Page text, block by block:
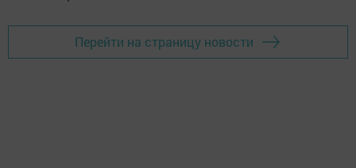
Перейти на страницу новости